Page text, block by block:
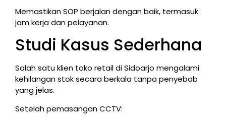
Memastikan SOP berjalan dengan baik, termasuk
jam kerja dan pelayanan.
Studi Kasus Sederhana
Salah satu klien toko retail di Sidoarjo mengalami
kehilangan stok secara berkala tanpa penyebab
yang jelas.
Setelah pemasangan CCTV: